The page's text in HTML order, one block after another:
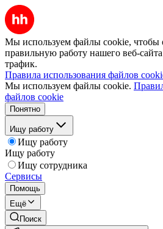
Мы используем файлы cookie, чтобы
правильную работу нашего веб-
трафик.
Правила использования файлов
Мы используем файлы cookie.
файлов cookie
Понятно
Ищу работу
Ищу работу
Ищу работу
Ищу сотрудника
Сервисы
Помощь
Ещё
Поиск